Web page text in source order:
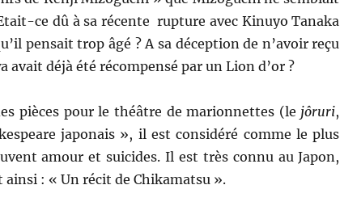
ce dû à sa récente rupture avec Kinuyo Tanaka
pensait trop âgé ? A sa déception de n’avoir reçu
avait déjà été récompensé par un Lion d’or ?
pièces pour le théâtre de marionnettes (le jôruri,
japonais », il est considéré comme le plus
amour et suicides. Il est très connu au Japon,
: « Un récit de Chikamatsu ».